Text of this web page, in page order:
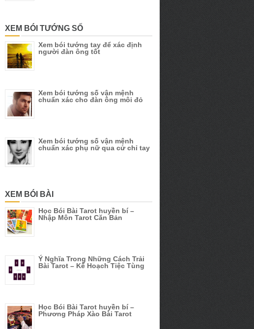
XEM BÓI TƯỚNG SỐ
Xem bói tướng tay để xác định
người đàn ông tốt
Xem bói tướng số vận mệnh
chuẩn xác cho đàn ông môi đỏ
Xem bói tướng số vận mệnh
chuẩn xác phụ nữ qua cử chỉ tay
XEM BÓI BÀI
Học Bói Bài Tarot huyền bí –
Nhập Môn Tarot Căn Bản
Ý Nghĩa Trong Những Cách Trải
Bài Tarot – Kế Hoạch Tiệc Tùng
Học Bói Bài Tarot huyền bí –
Phương Pháp Xào Bài Tarot